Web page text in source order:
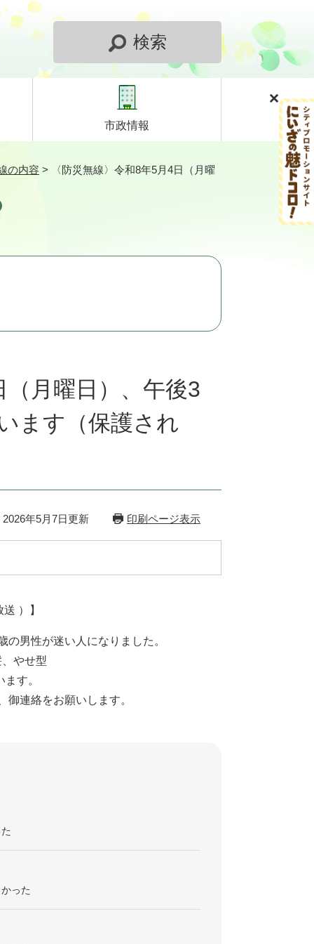
検索
市政情報
の内容 >
〈防災無線〉令和8年5月4日（月曜
（月曜日）、午後3
ます（保護され
年5月7日更新 印刷ページ表示
）】
男性が迷い人になりました。
やせ型
す。
連絡をお願いします。
った